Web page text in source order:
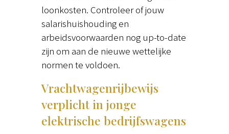
loonkosten. Controleer of jouw
salarishuishouding en
arbeidsvoorwaarden nog up-to-date
zijn om aan de nieuwe wettelijke
normen te voldoen.
Vrachtwagenrijbewijs
verplicht in jonge
elektrische bedrijfswagens